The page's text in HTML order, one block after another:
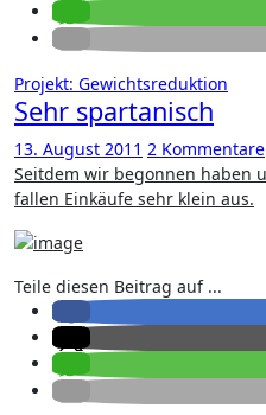
Projekt: Gewichtsreduktion
Sehr spartanisch
13. August 2011 2 Kommentare
Seitdem wir begonnen haben unsere Ernährung umzustellen
fallen Einkäufe sehr klein aus.
Teile diesen Beitrag auf ...